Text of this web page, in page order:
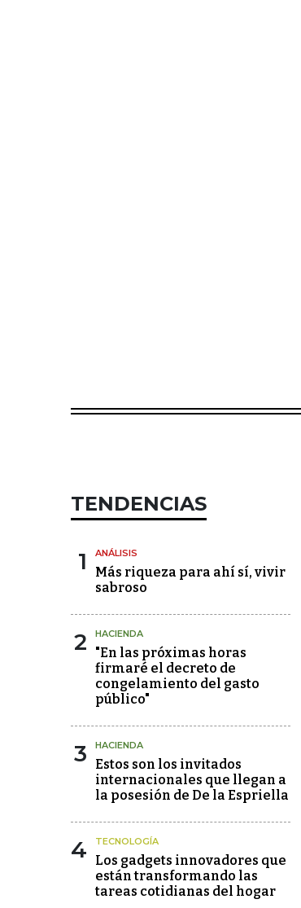
TENDENCIAS
1 ANÁLISIS
Más riqueza para ahí sí, vivir
sabroso
2 HACIENDA
"En las próximas horas
firmaré el decreto de
congelamiento del gasto
público"
3 HACIENDA
Estos son los invitados
internacionales que llegan a
la posesión de De la Espriella
4 TECNOLOGÍA
Los gadgets innovadores que
están transformando las
tareas cotidianas del hogar